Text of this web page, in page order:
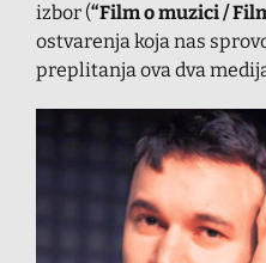
izbor (“Film o muzici /
ostvarenja koja nas
preplitanja ova dva